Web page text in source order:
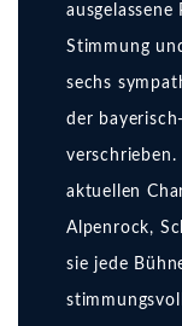
Stimmung
sechs
der
aktuellen
Alpenrock,
sie jede